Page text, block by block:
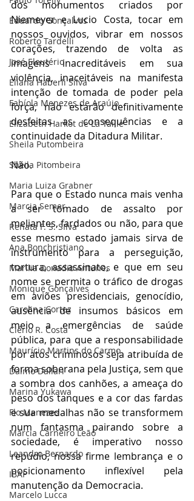
Eduardo Gonçalves
Roberto Tardelli
José Eleutério
Eliana Haberli Silva
Fabíola Menezes de Araújo
Elizabeth Harkot de La Taille
Sheila Putombeira
Sheila Pitombeira
Maria Luiza Grabner
Marcia Semer
Renata F. S. SIlva
Ana Bonchristiano
Marilia Donadio Antunes
Monique Gonçalves
Carolina Cortez
Clério R. Costa
Maurício Martins do Carmo
Dalmo Dallari
Marina Yukawa
Flo Menezes
Márcia Carneiro Leão
Leandro Bernardo
IBAP
Marcelo Lucca
dos monumentos criados por
Niemeyer e Lucio Costa, tocar em
nossos ouvidos, vibrar em nossos
corações, trazendo de volta as
imagens inacreditáveis em sua
violência, inaceitáveis na manifesta
intenção de tomada de poder pela
força, não estarão definitivamente
desfeitas as consequências e a
continuidade da Ditadura Militar.
Não.
Para que o Estado nunca mais venha
a ser tomado de assalto por
meliantes, fardados ou não, para que
esse mesmo estado jamais sirva de
instrumento para a perseguição,
tortura, assassinato, e que em seu
nome se permita o tráfico de drogas
em aviões presidenciais, genocídio,
ausência de insumos básicos em
meio a emergências de saúde
pública, para que a responsabilidade
por atos criminosos seja atribuída de
forma soberana pela Justiça, sem que
a sombra dos canhões, a ameaça do
peso dos tanques e a cor das fardas
e sua medalhas não se transformem
num fantasma pairando sobre a
sociedade, é imperativo nosso
repúdio, nossa firme lembrança e o
posicionamento inflexível pela
manutenção da Democracia.